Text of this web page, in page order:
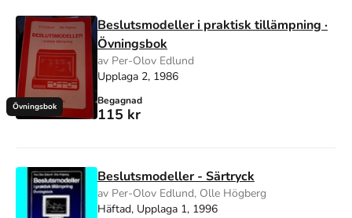
Övningsbok
Beslutsmodeller i praktisk tillämpning ·
Övningsbok
av Per-Olov Edlund
Upplaga 2, 1986
Begagnad
115 kr
Beslutsmodeller - Särtryck
av Per-Olov Edlund, Olle Högberg
Häftad, Upplaga 1, 1996